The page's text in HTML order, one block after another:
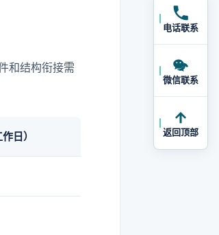
和结构衔接需
日）
电话联系
微信联系
返回顶部